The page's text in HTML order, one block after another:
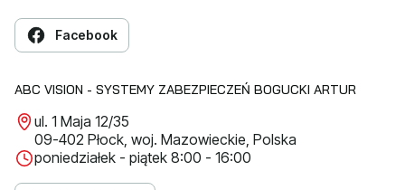
Facebook
ABC VISION - SYSTEMY ZABEZPIECZEŃ BOGUCKI ARTUR
ul. 1 Maja 12/35
09-402 Płock, woj. Mazowieckie, Polska
poniedziałek - piątek 8:00 - 16:00